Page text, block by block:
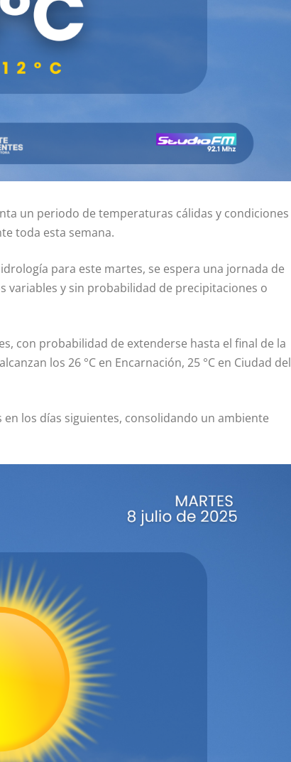
un periodo de temperaturas cálidas y condiciones
toda esta semana.
para este martes, se espera una jornada de
variables y sin probabilidad de precipitaciones o
con probabilidad de extenderse hasta el final de la
los 26 °C en Encarnación, 25 °C en Ciudad del
los días siguientes, consolidando un ambiente